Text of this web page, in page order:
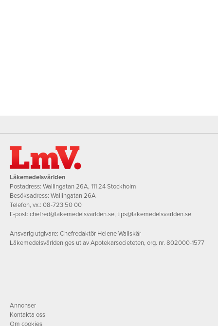
Läkemedelsvärlden
Postadress: Wallingatan 26A, 111 24 Stockholm
Besöksadress: Wallingatan 26A
Telefon, vx.: 08-723 50 00
E-post: chefred@lakemedelsvarlden.se,tips@lakemedelsvarlden.se
Ansvarig utgivare: Chefredaktör Helene Wallskär
Läkemedelsvärlden ges ut av Apotekarsocieteten, org. nr. 802000-1577
Annonser
Kontakta oss
Om cookies